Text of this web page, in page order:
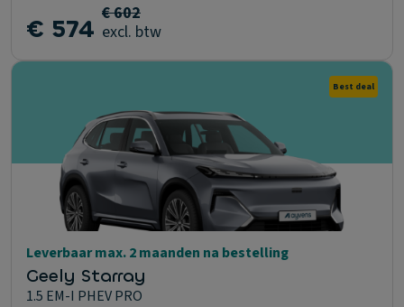
€ 574 € 602
excl. btw
Best deal
Leverbaar max. 2 maanden na bestelling
Geely Starray
1.5 EM-I PHEV PRO